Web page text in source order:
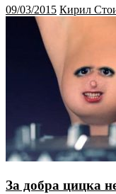
09/03/2015 Кирил
За добра цицка